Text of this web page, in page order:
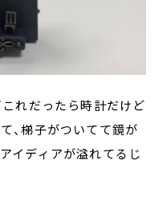
これだったら時計だけど
、梯子がついてて鏡が
イディアが溢れてるじ